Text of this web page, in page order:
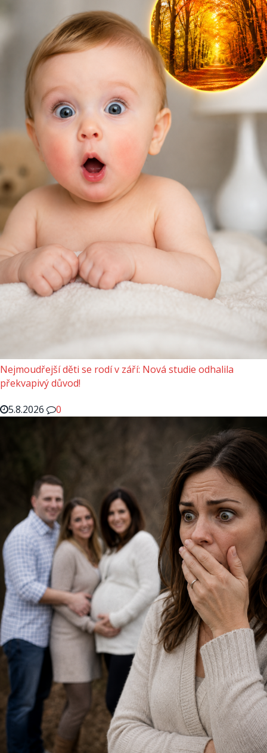
Nejmoudřejší děti se rodí v září: Nová studie odhalila
překvapivý důvod!
5.8.2026
0